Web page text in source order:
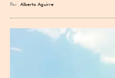
Por Alberto Aguirre